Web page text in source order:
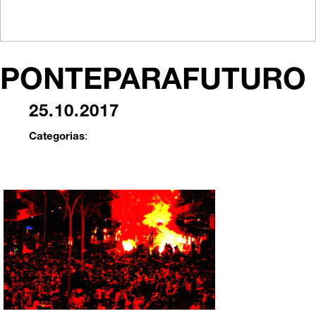
PONTEPARAFUTURO
25.10.2017
Categorias: